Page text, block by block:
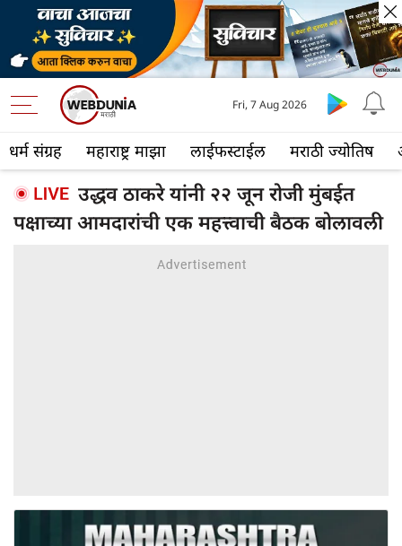
धर्म संग्रह महाराष्ट्र माझा लाईफस्टाईल मराठी ज्योतिष
Fri, 7 Aug 2026
उद्धव ठाकरे यांनी २२ जून रोजी मुंबईत
पक्षाच्या आमदारांची एक महत्त्वाची बैठक बोलावली